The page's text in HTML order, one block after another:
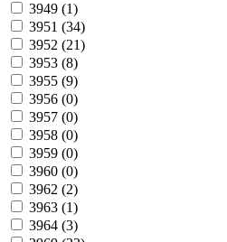
3949 (1)
3951 (34)
3952 (21)
3953 (8)
3955 (9)
3956 (0)
3957 (0)
3958 (0)
3959 (0)
3960 (0)
3962 (2)
3963 (1)
3964 (3)